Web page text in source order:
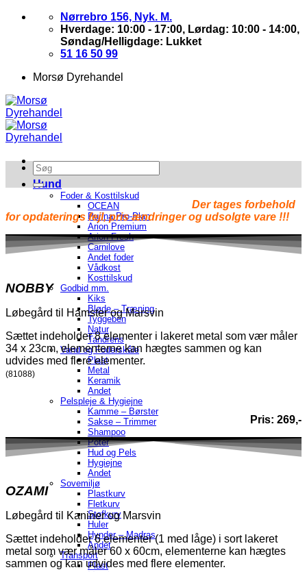
Skip
Nørrebro 156, Nyk. M.
Hverdage: 10:00 - 17:00, Lørdag: 10:00 - 14:00,
Søndag/Helligdage: Lukket
51 16 50 99
Morsø Dyrehandel
Hund
Foder & Kosttilskud
OCEAN
Purina Pro-Plan
Arion Premium
Arion Fresh
Carnilove
Andet foder
Vådkost
Kosttilskud
Godbid mm.
Kiks
Bløde – Træning
Tyggeben
Natur
Tandrens
Vand og Foderskåle
Plast
Metal
Keramik
Andet
Pelspleje & Hygiejne
Kamme – Børster
Sakse – Trimmer
Shampoo
Poter
Hud og Pels
Hygiejne
Andet
Sovemiljø
Plastkurv
Fletkurv
Stofkurv
Huler
Hynder – Madras
Andet
Transport
Plast
Der tages forbehold
for opdaterings fejl, pris ændringer og udsolgte vare !!!
NOBBY
Løbegård til Hamster og Marsvin
Sættet indeholder 8 elementer i lakeret metal som vær måler
34 x 23cm, elementerne kan hægtes sammen og kan
udvides med flere elementer.
(81088)
Pris: 269,-
OZAMI
Løbegård til Kaniner og Marsvin
Sættet indeholder 6 elementer (1 med låge) i sort lakeret
metal som vær måler 60 x 60cm, elementerne kan hægtes
sammen og kan udvides med flere elementer.